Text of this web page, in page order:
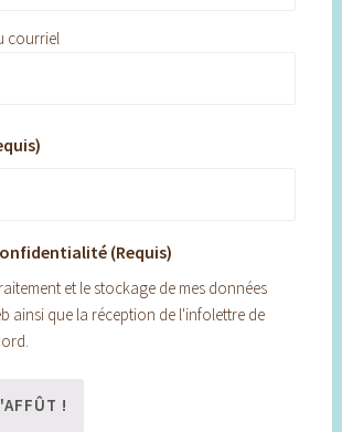
courriel
(Requis)
et le stockage de mes données
ainsi que la réception de l'infolettre de